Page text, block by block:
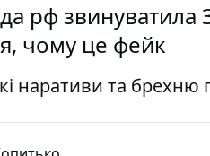
рф звинуватила
чому це фейк
наративи та